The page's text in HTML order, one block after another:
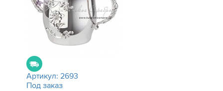
Артикул: 2693
Под заказ